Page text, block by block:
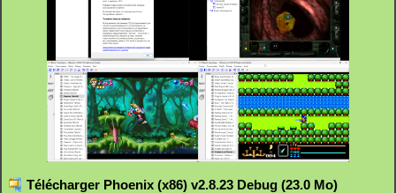
Télécharger Phoenix (x86) v2.8.23 Debug (23.0 Mo)